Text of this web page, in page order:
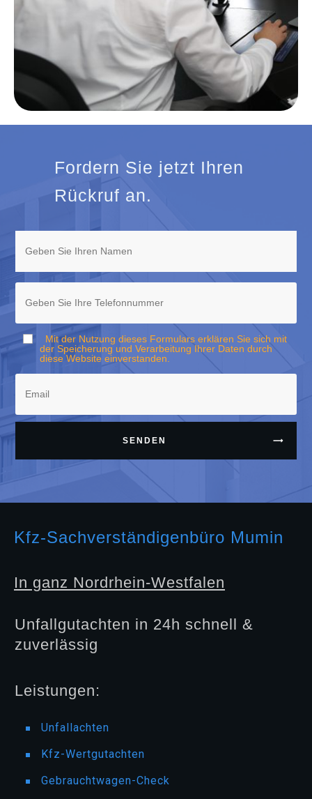
Fordern Sie jetzt Ihren
Rückruf an.
Mit der Nutzung dieses Formulars erklären Sie sich mit
der Speicherung und Verarbeitung Ihrer Daten durch
diese Website einverstanden.
SENDEN
Kfz-Sachverständigenbüro Mumin
In ganz Nordrhein-Westfalen
Unfallgutachten in 24h schnell &
zuverlässig
Leistungen:
Unfallachten
Kfz-Wertgutachten
Gebrauchtwagen-Check